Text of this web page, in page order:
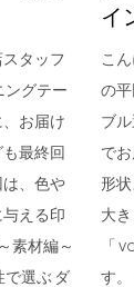
トア
タッフ
ングテー
お届け
最終回
、色や
える印
素材編～
で選ぶ ダ
イ
こ
の
ブ
で
形
大
「
す